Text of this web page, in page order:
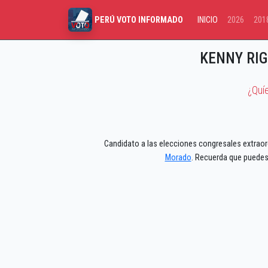
PERÚ VOTO INFORMADO INICIO 2026
KENNY
Candidato a las elecciones congresales
Morado. Recuerda que